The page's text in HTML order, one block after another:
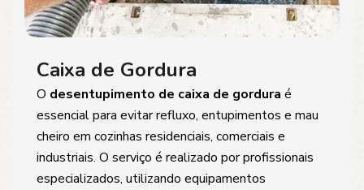
Caixa de Gordura
O desentupimento de caixa de gordura é
essencial para evitar refluxo, entupimentos e mau
cheiro em cozinhas residenciais, comerciais e
industriais. O serviço é realizado por profissionais
especializados, utilizando equipamentos